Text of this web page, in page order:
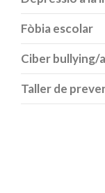
Fòbia escolar
Ciber bullying/
Taller de